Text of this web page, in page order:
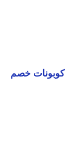
كوبونات خصم